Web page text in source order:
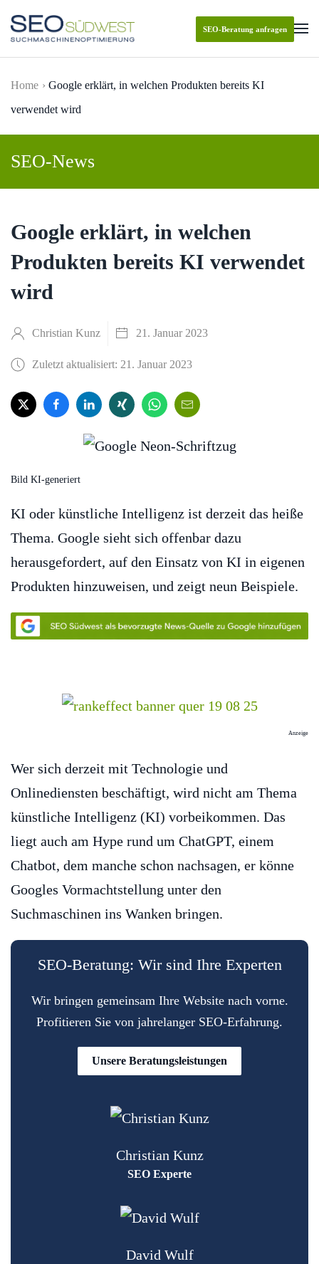
Skip to main content
SEO-Beratung anfragen
Home
Google erklärt, in welchen Produkten bereits KI
verwendet wird
SEO-News
Google erklärt, in welchen
Produkten bereits KI verwendet
wird
Christian Kunz 21. Januar 2023
Zuletzt aktualisiert: 21. Januar 2023
Bild KI-generiert
KI oder künstliche Intelligenz ist derzeit das heiße
Thema. Google sieht sich offenbar dazu
herausgefordert, auf den Einsatz von KI in eigenen
Produkten hinzuweisen, und zeigt neun Beispiele.
Anzeige
Wer sich derzeit mit Technologie und
Onlinediensten beschäftigt, wird nicht am Thema
künstliche Intelligenz (KI) vorbeikommen. Das
liegt auch am Hype rund um ChatGPT, einem
Chatbot, dem manche schon nachsagen, er könne
Googles Vormachtstellung unter den
Suchmaschinen ins Wanken bringen.
SEO-Beratung: Wir sind Ihre Experten
Wir bringen gemeinsam Ihre Website nach vorne.
Profitieren Sie von jahrelanger SEO-Erfahrung.
Unsere Beratungsleistungen
Christian Kunz
SEO Experte
David Wulf